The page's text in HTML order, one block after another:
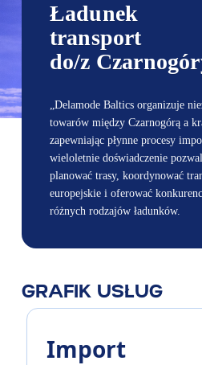
Ładunek
transport
do/z
„Delamode Baltics organizuje
towarów między Czarnogórą a
zapewniając płynne procesy
wieloletnie doświadczenie
planować trasy, koordynować
europejskie i oferować
różnych rodzajów ładunków.
GRAFIK USŁUG
Import